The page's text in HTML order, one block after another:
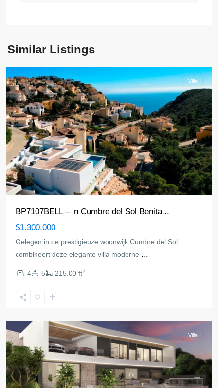
Similar Listings
Benitachell
Villa
BP7107BELL – in Cumbre del Sol Benita...
$1.300.000
Gelegen in de prestigieuze woonwijk Cumbre del Sol,
combineert deze elegante villa moderne ...
4 5 215.00 ft2
Villa